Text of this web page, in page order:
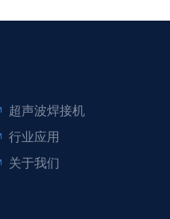
超声波焊接机
行业应用
关于我们